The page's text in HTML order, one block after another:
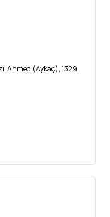
Ahmed (Aykaç), 1329,